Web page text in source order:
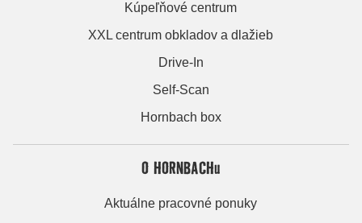
Kúpeľňové centrum
XXL centrum obkladov a dlažieb
Drive-In
Self-Scan
Hornbach box
O HORNBACHu
Aktuálne pracovné ponuky